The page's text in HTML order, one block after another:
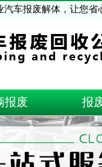
车报废解体，让您省
报废 报